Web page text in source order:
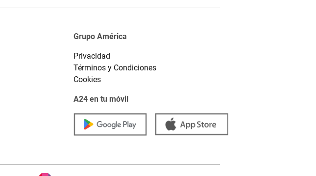
Grupo América
Privacidad
Términos y Condiciones
Cookies
A24 en tu móvil